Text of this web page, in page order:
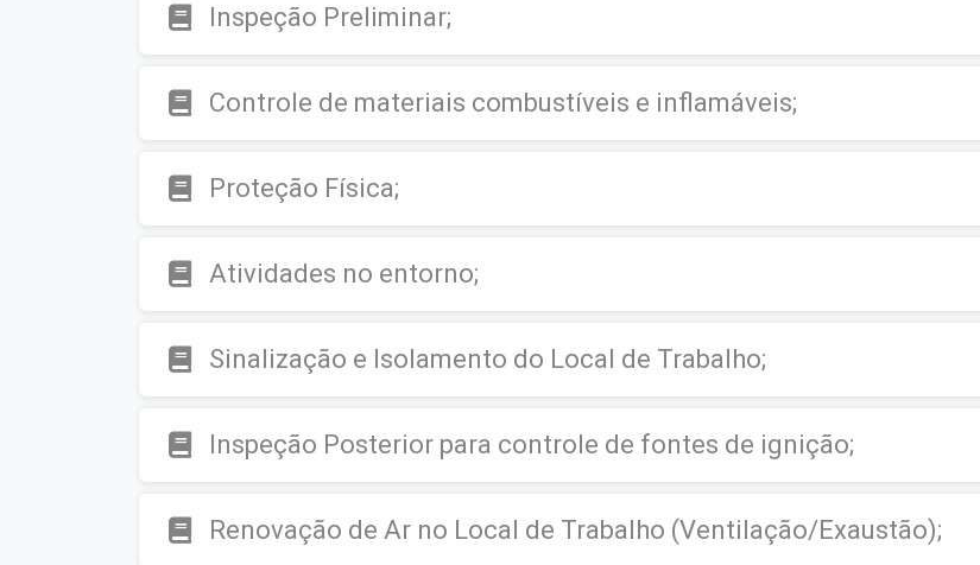
Inspeção Preliminar;
Controle de materiais combustíveis e inflamáveis;
Proteção Física;
Atividades no entorno;
Sinalização e Isolamento do Local de Trabalho;
Inspeção Posterior para controle de fontes de ignição;
Renovação de Ar no Local de Trabalho (Ventilação/Exaustão);